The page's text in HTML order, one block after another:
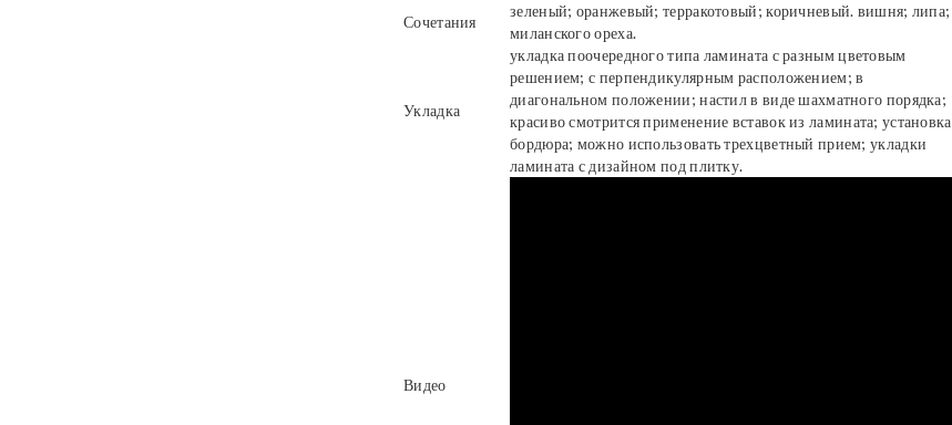
Сочетания
зеленый; оранжевый; терракотовый; коричневый. вишня; липа;
миланского ореха.
Укладка
укладка поочередного типа ламината с разным цветовым
решением; с перпендикулярным расположением; в
диагональном положении; настил в виде шахматного порядка;
красиво смотрится применение вставок из ламината; установка
бордюра; можно использовать трехцветный прием; укладки
ламината с дизайном под плитку.
Видео